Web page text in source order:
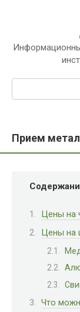
Прием
Цены на
Цены на
Что